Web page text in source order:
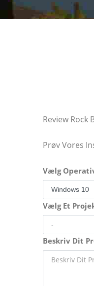
Review Rock
Prøv Vores
Vælg
Vælg Et
Beskriv Dit